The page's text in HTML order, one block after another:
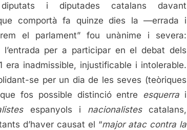
la
democràcia?
i diputades catalans davant
comportà fa quinze dies la —errada i
el parlament” fou unànime i severa:
l’entrada per a participar en el debat dels
era inadmissible, injustificable i intolerable.
se per un dia de les seves (teòriques
fos possible distinció entre esquerra i
espanyols i nacionalistescatalans,
d’haver causat el “major atac contra la